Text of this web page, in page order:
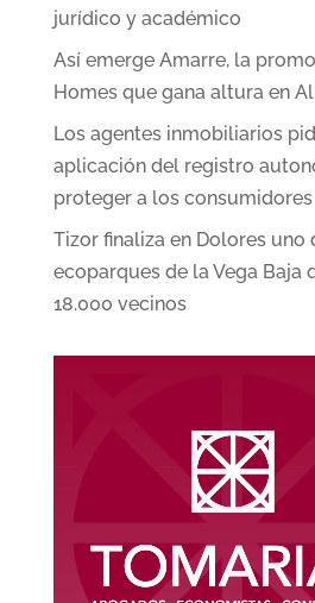
jurídico y académico
Así emerge Amarre, la
Homes que gana altura en
Los agentes inmobiliarios
aplicación del registro
proteger a los consumidores
Tizor finaliza en Dolores uno
ecoparques de la Vega Baja
18.000 vecinos